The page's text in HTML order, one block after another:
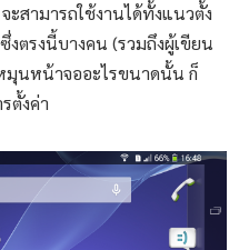
ะสามารถใช้งานได้ทั้งแนวตั้ง
ตรงนี้บางคน (รวมถึงผู้เขียน
มุนหน้าจออะไรขนาดนั้น ก็
ตั้งค่า